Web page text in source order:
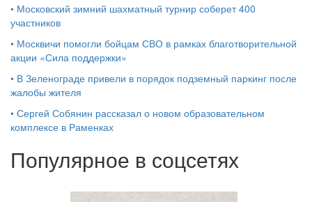
• Московский зимний шахматный турнир соберет 400
участников
• Москвичи помогли бойцам СВО в рамках благотворительной
акции «Сила поддержки»
• В Зеленограде привели в порядок подземный паркинг после
жалобы жителя
• Сергей Собянин рассказал о новом образовательном
комплексе в Раменках
Популярное в соцсетях